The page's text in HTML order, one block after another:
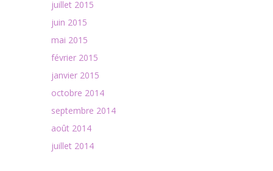
juillet 2015
juin 2015
mai 2015
février 2015
janvier 2015
octobre 2014
septembre 2014
août 2014
juillet 2014